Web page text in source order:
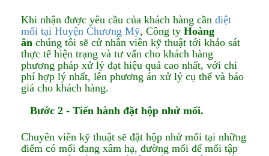
Khi nhận được yêu cầu của khách hàng cần diệt
mối tại Huyện Chương Mỹ, Công ty Hoàng
ân chúng tôi sẽ cử nhân viên kỹ thuật tới khảo sát
thực tế hiện trạng và tư vấn cho khách hàng
phương pháp xử lý đạt hiệu quả cao nhất, với chi
phí hợp lý nhất, lên phương án xử lý cụ thể và báo
giá cho khách hàng.
Bước 2 - Tiến hành đặt hộp nhử mối.
Chuyên viên kỹ thuật sẽ đặt hộp nhử mối tại những
điểm có mối đang xâm hạ, đường mối để mối tập